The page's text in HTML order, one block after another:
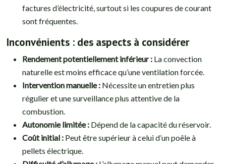
factures d’électricité, surtout si les coupures de courant
sont fréquentes.
Inconvénients : des aspects à considérer
Rendement potentiellement inférieur : La convection
naturelle est moins efficace qu’une ventilation forcée.
Intervention manuelle : Nécessite un entretien plus
régulier et une surveillance plus attentive de la
combustion.
Autonomie limitée : Dépend de la capacité du réservoir.
Coût initial : Peut être supérieur à celui d’un poêle à
pellets électrique.